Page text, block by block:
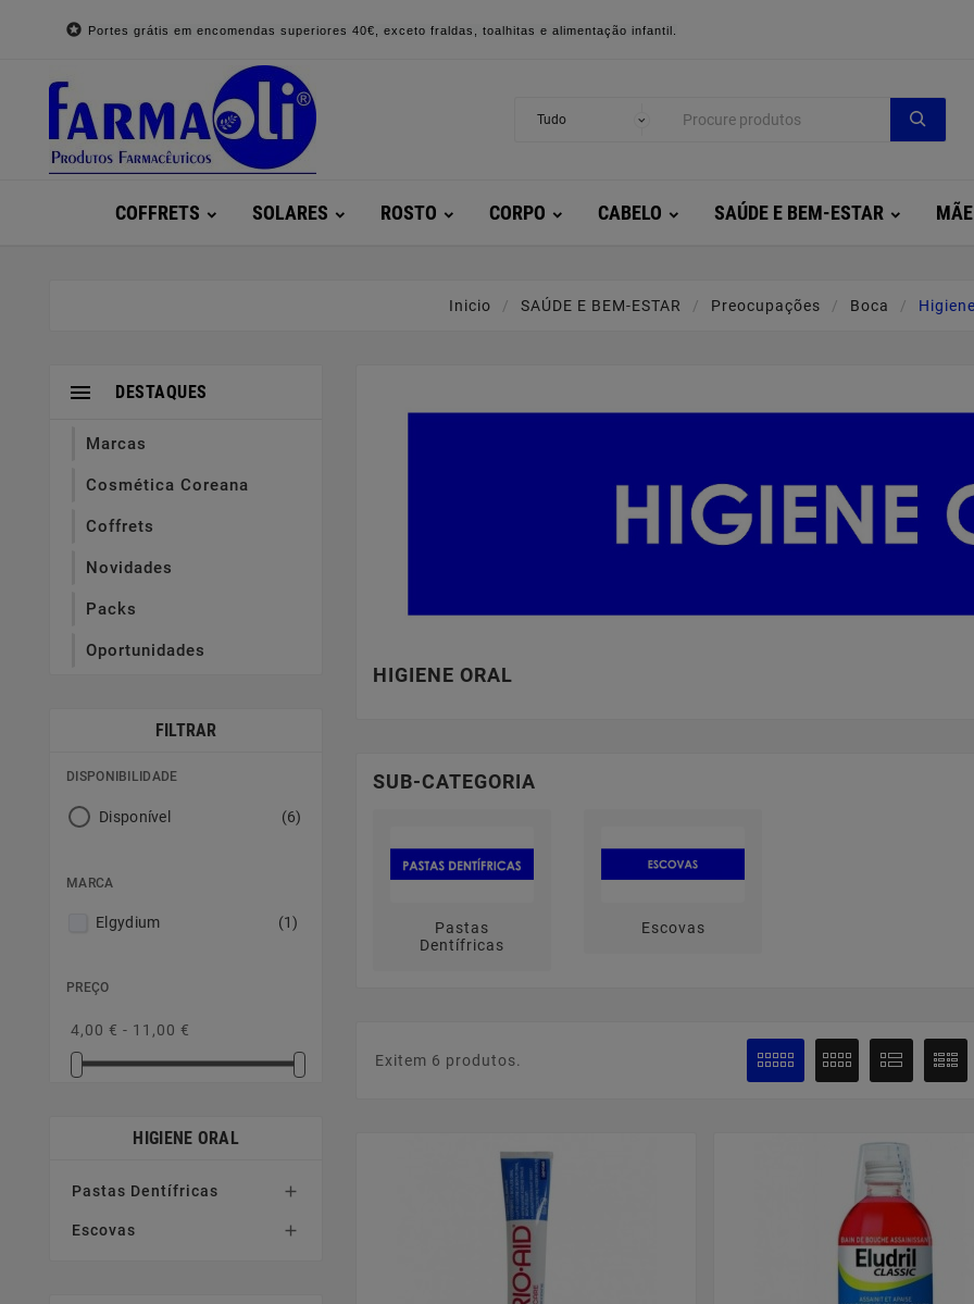
 Portes grátis em encomendas superiores 40€, exceto fraldas, toalhitas e alimentação infantil.
COFFRETS SOLARES ROSTO CORPO CABELO SAÚDE E BEM-ESTAR
Inicio SAÚDE E BEM-ESTAR Preocupações Boca
DESTAQUES

Marcas
Cosmética Coreana
Coffrets
Novidades
Packs
Oportunidades
FILTRAR
DISPONIBILIDADE
Disponível (6)
MARCA
Elgydium (1)
PREÇO
4,00 € - 11,00 €
HIGIENE ORAL
Pastas Dentífricas 
Escovas 
HIGIENE ORAL
SUB-CATEGORIA
Pastas
Dentífricas
Escovas
Exitem 6 produtos.